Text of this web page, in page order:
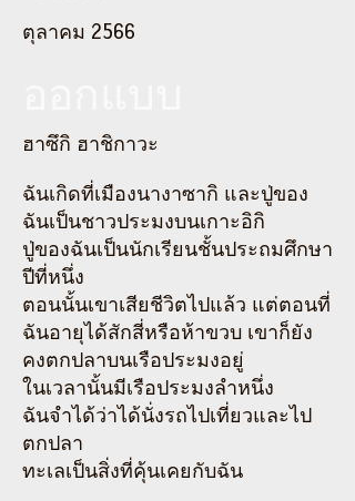
ตุลาคม 2566
ฮาซึกิ ฮาชิกาวะ
ฉันเกิดที่เมืองนางาซากิ และปู่ของ
ฉันเป็นชาวประมงบนเกาะอิกิ
ปู่ของฉันเป็นนักเรียนชั้นประถมศึกษา
ปีที่หนึ่ง
ตอนนั้นเขาเสียชีวิตไปแล้ว แต่ตอนที่
ฉันอายุได้สักสี่หรือห้าขวบ เขาก็ยัง
คงตกปลาบนเรือประมงอยู่
ในเวลานั้นมีเรือประมงลำหนึ่ง
ฉันจำได้ว่าได้นั่งรถไปเที่ยวและไป
ตกปลา
ทะเลเป็นสิ่งที่คุ้นเคยกับฉัน